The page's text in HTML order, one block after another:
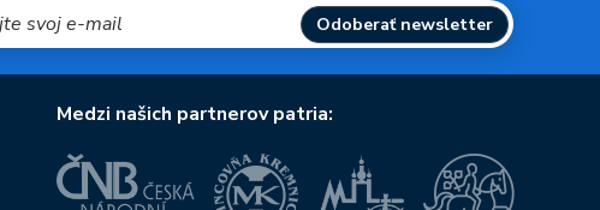
Odoberať newsletter
Medzi našich partnerov patria: